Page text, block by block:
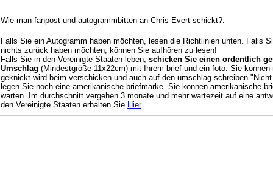
Wie man fanpost und autogrammbitten an Chris Evert schickt?:
Falls Sie ein Autogramm haben möchten, lesen die Richtlinien unten. Falls
nichts zurück haben möchten, können Sie aufhören zu lesen!
Falls Sie in den Vereinigte Staaten leben, schicken Sie einen ordentlich
Umschlag (Mindestgröße 11x22cm) mit Ihrem brief und ein foto. Sie
geknickt wird beim verschicken und auch auf den umschlag schreiben
legen Sie noch eine amerikanische briefmarke. Sie können amerikanische
warten. Im durchschnitt vergehen 3 monate und mehr wartezeit auf eine
den Vereinigte Staaten erhalten Sie Hier.